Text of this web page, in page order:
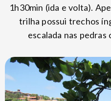
1h30min (ida e volta).
trilha possui trechos
escalada nas pedras